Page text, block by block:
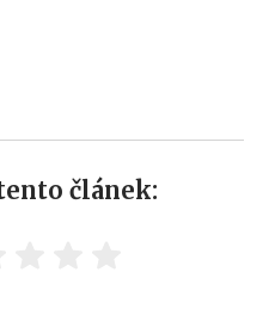
článek: